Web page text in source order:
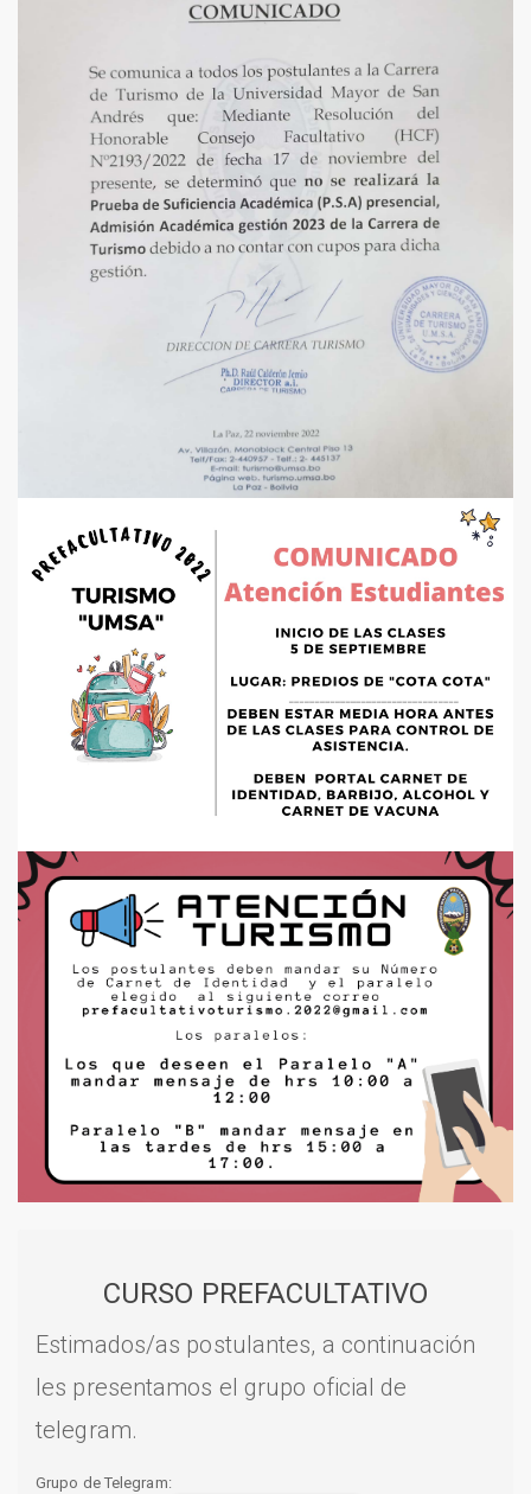
CURSO PREFACULTATIVO
Estimados/as postulantes, a continuación
les presentamos el grupo oficial de
telegram.
Grupo de Telegram: